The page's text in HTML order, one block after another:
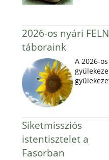
2026-os nyári
táboraink
A 2026-
Siketmissziós
istentisztelet a
Fasorban